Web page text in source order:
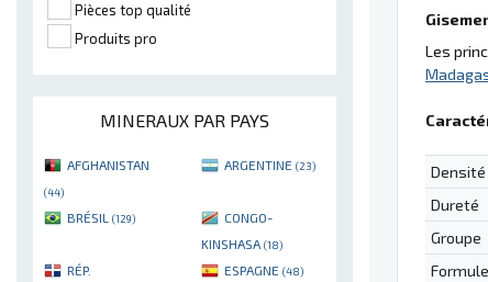
Pièces top qualité
Produits pro
MINERAUX PAR PAYS
AFGHANISTAN
(44)
ARGENTINE (23)
BRÉSIL (129)
CONGO-
KINSHASA (18)
RÉP.
ESPAGNE (48)
Les
Densité
Dureté
Groupe
Formule